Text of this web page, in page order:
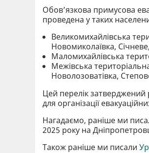
Обов’язкова примусова
проведена у таких
Великомихайлівська
Новомиколаївка,
Маломихайлівська
Межівська
Новолозоватівка,
Цей перелік затверджений
для організації
Нагадаємо, раніше ми
2025 року на
Також раніше ми писали